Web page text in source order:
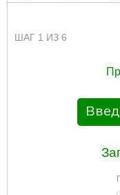
ШАГ 1 ИЗ 6